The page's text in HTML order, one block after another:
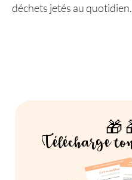
déchets jetés au quotidien.